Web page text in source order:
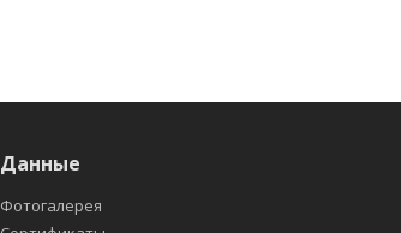
Данные
Фотогалерея